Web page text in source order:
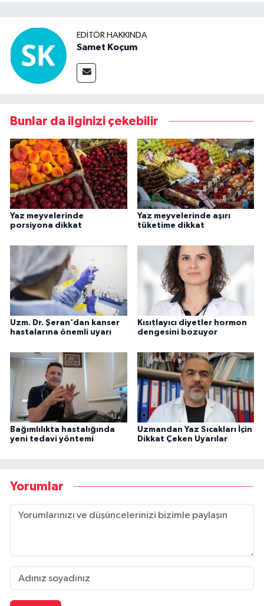
EDITÖR HAKKINDA
Samet Koçum
Bunlar da ilginizi çekebilir
Yaz meyvelerinde
porsiyona dikkat
Yaz meyvelerinde aşırı
tüketime dikkat
Uzm. Dr. Şeran'dan kanser
hastalarına önemli uyarı
Kısıtlayıcı diyetler hormon
dengesini bozuyor
Bağımlılıkta hastalığında
yeni tedavi yöntemi
Uzmandan Yaz Sıcakları İçin
Dikkat Çeken Uyarılar
Yorumlar